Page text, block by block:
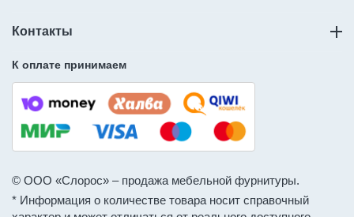
Контакты
К оплате принимаем
© ООО «Слорос» – продажа мебельной фурнитуры.
* Информация о количестве товара носит справочный